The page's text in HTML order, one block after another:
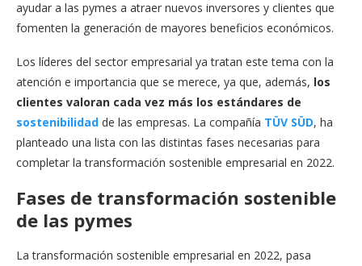
ayudar a las pymes a atraer nuevos inversores y clientes que
fomenten la generación de mayores beneficios económicos.
Los líderes del sector empresarial ya tratan este tema con la
atención e importancia que se merece, ya que, además, los
clientes valoran cada vez más los estándares de
sostenibilidad de las empresas. La compañía TÜV SÜD, ha
planteado una lista con las distintas fases necesarias para
completar la transformación sostenible empresarial en 2022.
Fases de transformación sostenible
de las pymes
La transformación sostenible empresarial en 2022, pasa